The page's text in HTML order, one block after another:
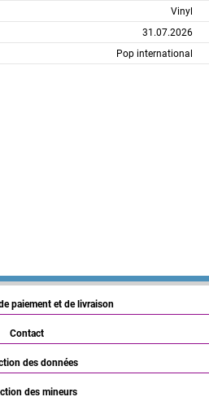
Vinyl
31.07.2026
Pop international
paiement et de livraison
Contact
des données
des mineurs